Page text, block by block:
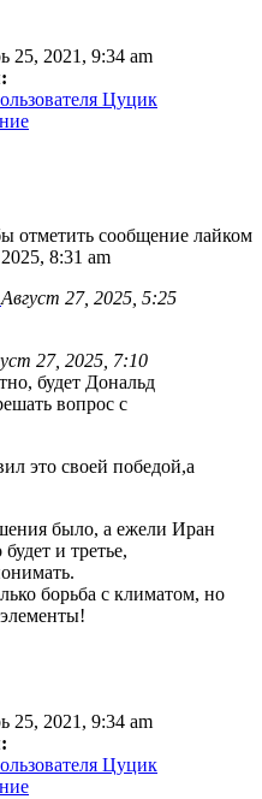
25, 2021, 9:34 am
Цуцик
отметить сообщение лайком
8:31 am
Август 27, 2025, 5:25
27, 2025, 7:10
будет Дональд
вопрос с
это своей победой,а
было, а ежели Иран
и третье,
борьба с климатом, но
25, 2021, 9:34 am
Цуцик